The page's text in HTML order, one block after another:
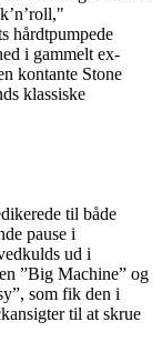
hårdtpumpede
i gammelt ex-
kontante Stone
klassiske
til både
pause i
ud i
”Big Machine” og
som fik den i
til at skrue